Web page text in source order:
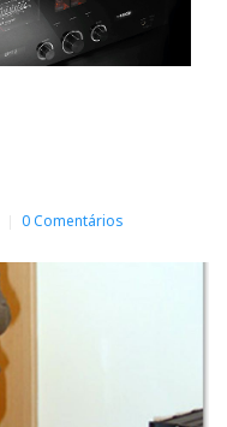
0 Comentários